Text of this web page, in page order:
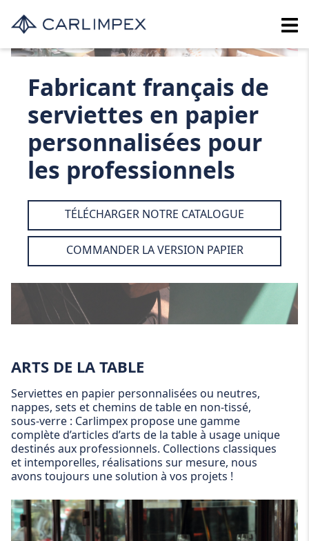
Fabricant français de
serviettes en papier
personnalisées pour
les professionnels
TÉLÉCHARGER NOTRE CATALOGUE
COMMANDER LA VERSION PAPIER
ARTS DE LA TABLE
Serviettes en papier personnalisées ou neutres,
nappes, sets et chemins de table en non-tissé,
sous-verre : Carlimpex propose une gamme
complète d’articles d’arts de la table à usage unique
destinés aux professionnels. Collections classiques
et intemporelles, réalisations sur mesure, nous
avons toujours une solution à vos projets !